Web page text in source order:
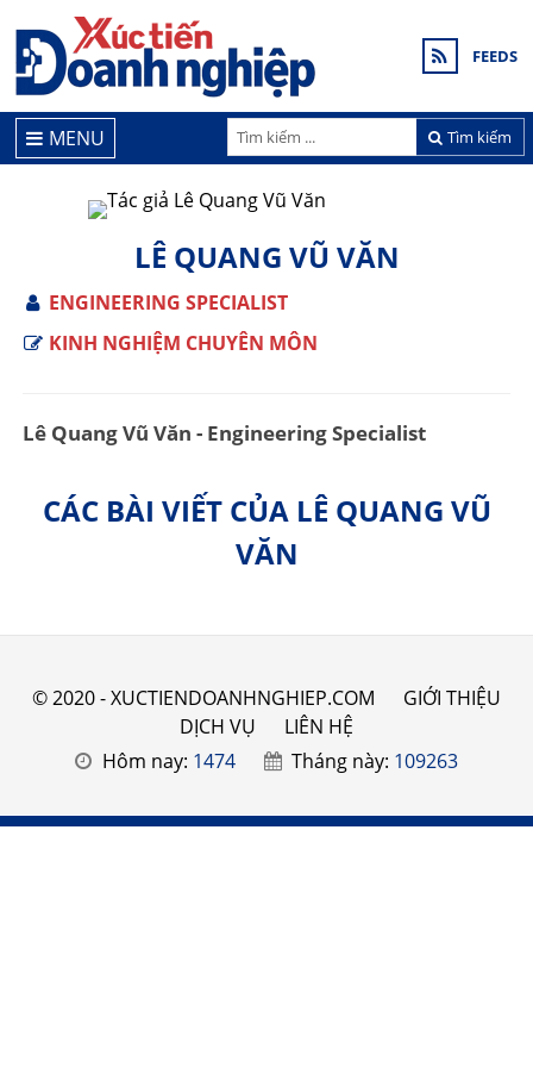
FEEDS
Tìm kiếm
MENU
LÊ QUANG VŨ VĂN
ENGINEERING SPECIALIST
KINH NGHIỆM CHUYÊN MÔN
Lê Quang Vũ Văn - Engineering Specialist
CÁC BÀI VIẾT CỦA LÊ QUANG VŨ
VĂN
© 2020 - XUCTIENDOANHNGHIEP.COM
GIỚI THIỆU
DỊCH VỤ
LIÊN HỆ
Hôm nay: 1474 Tháng này: 109263